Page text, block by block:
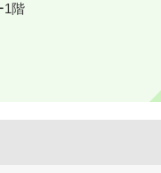
1階